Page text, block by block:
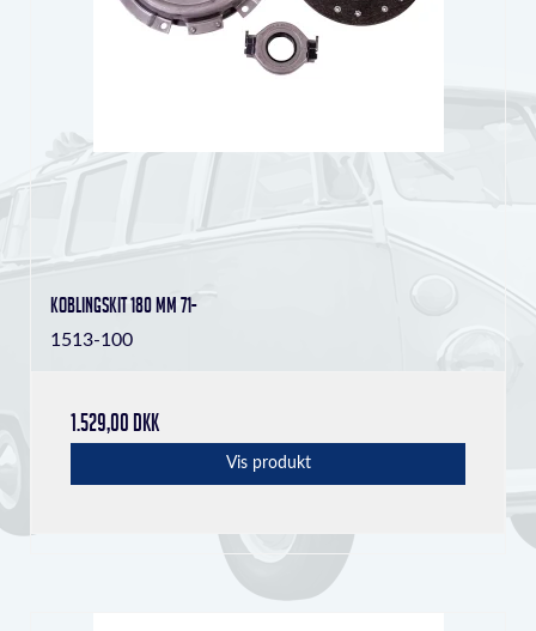
Koblingskit 180 mm 71-
1513-100
1.529,00 DKK
Vis produkt